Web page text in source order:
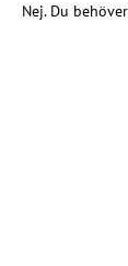
Nej. Du